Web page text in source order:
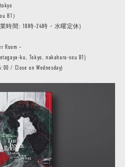
B1）
時間: 18時-24時・水曜定休)
Room –
ku, Tokyo, nakahara-sou B1)
/ Close on Wednesday)